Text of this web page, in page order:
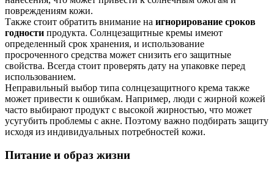
повреждениям кожи.
Также стоит обратить внимание на игнорирование сроков
годности продукта. Солнцезащитные кремы имеют
определенный срок хранения, и использование
просроченного средства может снизить его защитные
свойства. Всегда стоит проверять дату на упаковке перед
использованием.
Неправильный выбор типа солнцезащитного крема также
может привести к ошибкам. Например, люди с жирной кожей
часто выбирают продукт с высокой жирностью, что может
усугубить проблемы с акне. Поэтому важно подбирать защиту
исходя из индивидуальных потребностей кожи.
Питание и образ жизни